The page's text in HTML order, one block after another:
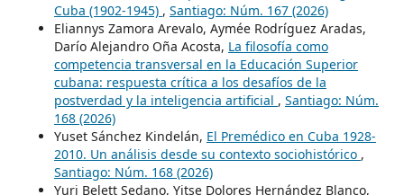
Cuba (1902-1945) , Santiago: Núm. 167 (2026)
Eliannys Zamora Arevalo, Aymée Rodríguez Aradas,
Darío Alejandro Oña Acosta, La filosofía como
competencia transversal en la Educación Superior
cubana: respuesta crítica a los desafíos de la
postverdad y la inteligencia artificial , Santiago: Núm.
168 (2026)
Yuset Sánchez Kindelán, El Premédico en Cuba 1928-
2010. Un análisis desde su contexto sociohistórico ,
Santiago: Núm. 168 (2026)
Yuri Belett Sedano, Yitse Dolores Hernández Blanco,